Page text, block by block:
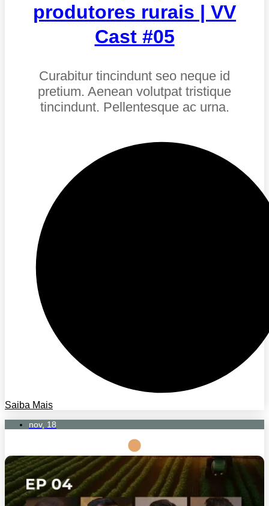
produtores rurais | VV
Cast #05
Curabitur tincindunt seo neque id
pretium. Aenean volutpat tristique
tincindunt. Pellentesque ac urna.
Saiba Mais
nov, 18